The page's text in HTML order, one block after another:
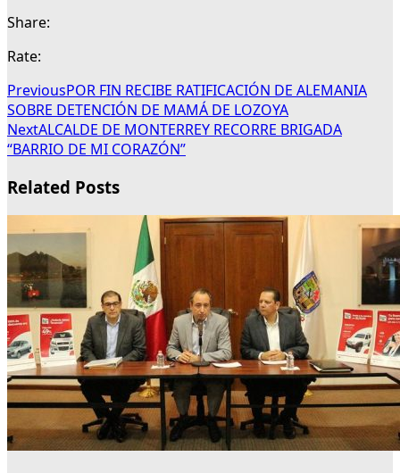
Share:
Rate:
PreviousPOR FIN RECIBE RATIFICACIÓN DE ALEMANIA
SOBRE DETENCIÓN DE MAMÁ DE LOZOYA
NextALCALDE DE MONTERREY RECORRE BRIGADA
“BARRIO DE MI CORAZÓN”
Related Posts